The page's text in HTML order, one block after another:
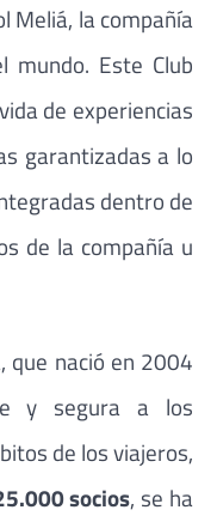
Meliá, la compañía
mundo. Este Club
de experiencias
garantizadas a lo
dentro de
de la compañía u
que nació en 2004
y segura a los
de los viajeros,
socios, se ha